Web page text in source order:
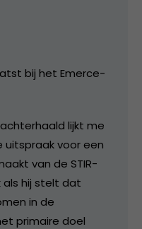
bij het Emerce-
lijkt me
uitspraak voor een
van de STIR-
als hij stelt dat
in de
primaire doel